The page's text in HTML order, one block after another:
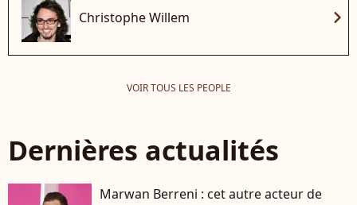
Christophe Willem chevron_right
VOIR TOUS LES PEOPLE
Dernières actualités
Marwan Berreni : cet autre acteur de